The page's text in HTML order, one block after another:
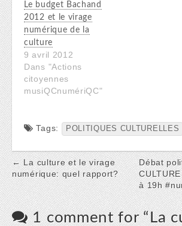
Le budget Bachand
2012 et le virage
numérique de la
culture
9 avril 2012
Dans "Actions
citoyennes
musiQCnumériQC"
Tags: POLITIQUES CULTURELLES
Post
navigation
← La culture et le virage
numérique: quel rapport?
Débat
à 19h
1 comment for “La